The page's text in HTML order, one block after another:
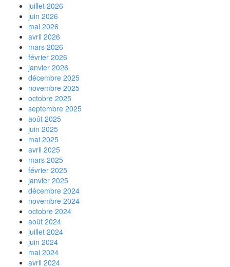
juillet 2026
juin 2026
mai 2026
avril 2026
mars 2026
février 2026
janvier 2026
décembre 2025
novembre 2025
octobre 2025
septembre 2025
août 2025
juin 2025
mai 2025
avril 2025
mars 2025
février 2025
janvier 2025
décembre 2024
novembre 2024
octobre 2024
août 2024
juillet 2024
juin 2024
mai 2024
avril 2024